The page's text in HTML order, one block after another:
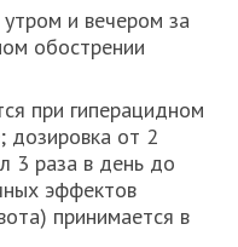
и вечером за
обострении
при гиперацидном
дозировка от 2
3 раза в день до
эффектов
принимается в